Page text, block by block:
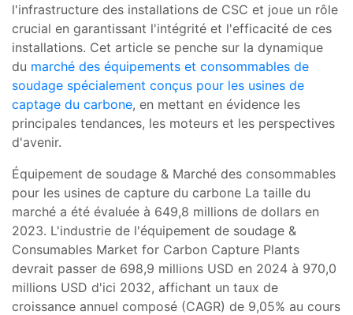
l'infrastructure des installations de CSC et joue un rôle
crucial en garantissant l'intégrité et l'efficacité de ces
installations. Cet article se penche sur la dynamique
du marché des équipements et consommables de
soudage spécialement conçus pour les usines de
captage du carbone, en mettant en évidence les
principales tendances, les moteurs et les perspectives
d'avenir.
Équipement de soudage & Marché des consommables
pour les usines de capture du carbone La taille du
marché a été évaluée à 649,8 millions de dollars en
2023. L'industrie de l'équipement de soudage &
Consumables Market for Carbon Capture Plants
devrait passer de 698,9 millions USD en 2024 à 970,0
millions USD d'ici 2032, affichant un taux de
croissance annuel composé (CAGR) de 9,05% au cours